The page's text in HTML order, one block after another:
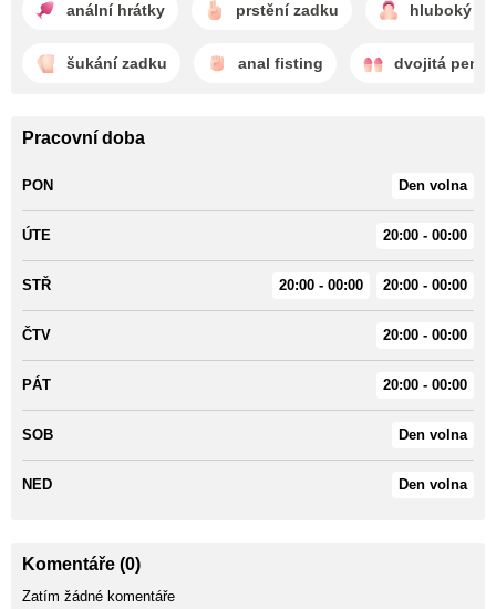
anální hrátky prstění zadku hluboký
šukání zadku anal fisting dvojitá
Pracovní doba
PON Den volna
ÚTE 20:00 - 00:00
STŘ 20:00 - 00:00 20:00 - 00:00
ČTV 20:00 - 00:00
PÁT 20:00 - 00:00
SOB Den volna
NED Den volna
Komentáře (0)
Zatím žádné komentáře